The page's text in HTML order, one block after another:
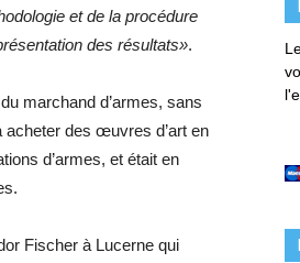
et de la procédure
des résultats».
marchand d’armes, sans
des œuvres d’art en
d’armes, et était en
Fischer à Lucerne qui